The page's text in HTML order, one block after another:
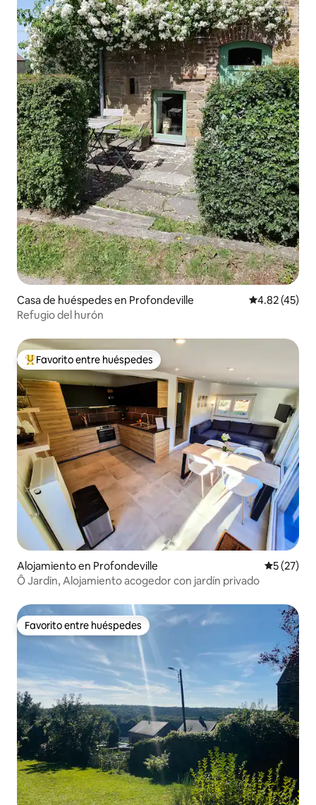
Casa de huéspedes en Profondeville Calificación
4.82 (45)
Refugio del hurón
Favorito entre huéspedes preferido
Favorito entre huéspedes
Alojamiento en Profondeville
5 (27)
Ô Jardin, Alojamiento acogedor con jardín privado
Favorito entre huéspedes
Favorito entre huéspedes